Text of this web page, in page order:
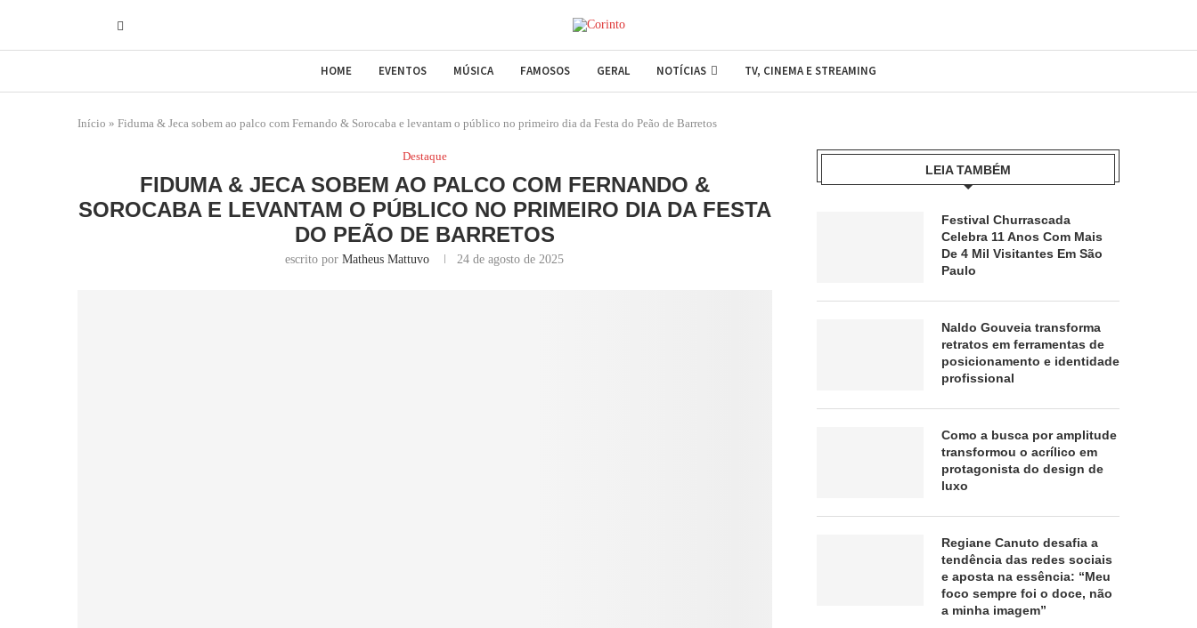
HOME EVENTOS MÚSICA FAMOSOS GERAL NOTÍCIAS TV, CINEMA E STREAMING
Início » Fiduma & Jeca sobem ao palco com Fernando & Sorocaba e levantam o público no primeiro dia da Festa do Peão de Barretos
Destaque
FIDUMA & JECA SOBEM AO PALCO COM FERNANDO &
SOROCABA E LEVANTAM O PÚBLICO NO PRIMEIRO DIA DA FESTA
DO PEÃO DE BARRETOS
escrito porMatheus Mattuvo 24 de agosto de 2025
LEIA TAMBÉM
Festival Churrascada
Celebra 11 Anos Com Mais
De 4 Mil Visitantes Em São
Paulo
Naldo Gouveia transforma
retratos em ferramentas de
posicionamento e identidade
profissional
Como a busca por amplitude
transformou o acrílico em
protagonista do design de
luxo
Regiane Canuto desafia a
tendência das redes sociais
e aposta na essência: “Meu
foco sempre foi o doce, não
a minha imagem”